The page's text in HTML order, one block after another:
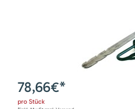
78,66€*
pro Stück